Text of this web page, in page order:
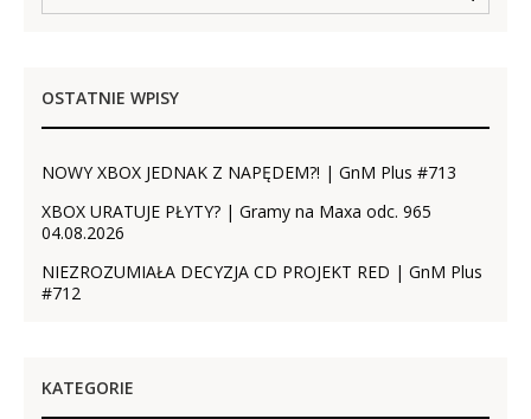
OSTATNIE WPISY
NOWY XBOX JEDNAK Z NAPĘDEM?! | GnM Plus #713
XBOX URATUJE PŁYTY? | Gramy na Maxa odc. 965
04.08.2026
NIEZROZUMIAŁA DECYZJA CD PROJEKT RED | GnM Plus
#712
KATEGORIE